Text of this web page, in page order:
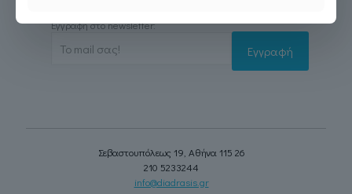
Εγγραφή στο newsletter:
Σεβαστουπόλεως 19, Αθήνα 115 26
210 5233244
info@diadrasis.gr